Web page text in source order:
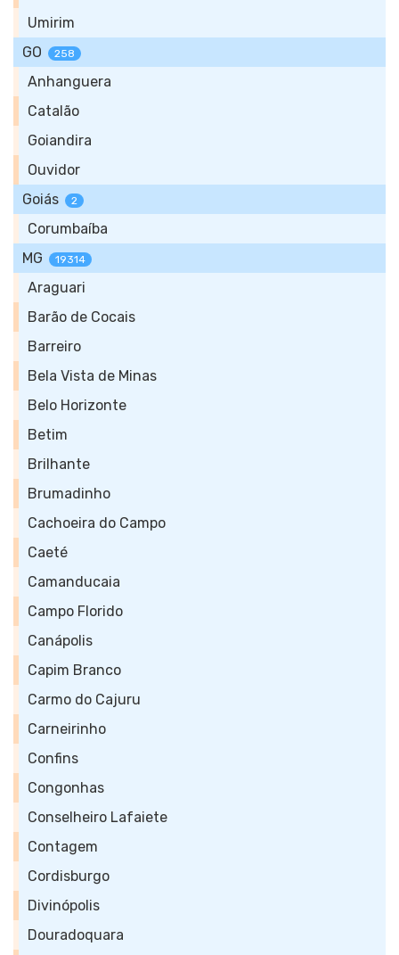
Umirim
GO
258
Anhanguera
Catalão
Goiandira
Ouvidor
Goiás
2
Corumbaíba
MG
19314
Araguari
Barão de Cocais
Barreiro
Bela Vista de Minas
Belo Horizonte
Betim
Brilhante
Brumadinho
Cachoeira do Campo
Caeté
Camanducaia
Campo Florido
Canápolis
Capim Branco
Carmo do Cajuru
Carneirinho
Confins
Congonhas
Conselheiro Lafaiete
Contagem
Cordisburgo
Divinópolis
Douradoquara